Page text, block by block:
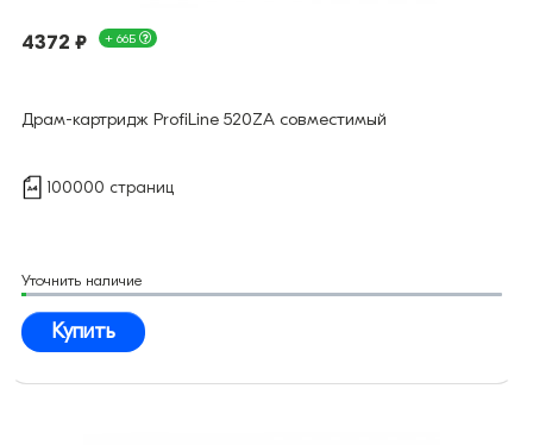
4372 ₽ + 66Б
Драм-картридж ProfiLine 520ZA совместимый
100000 страниц
Уточнить наличие
Купить